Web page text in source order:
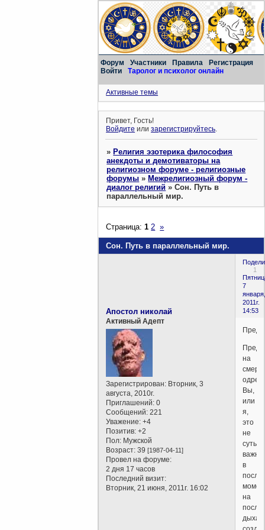
Форум Участники Правила
Регистрация
Войти
Таролог и психолог онлайн
Активные темы
Привет, Гость!
Войдите илизарегистрируйтесь.
»Религия эзотерика философия
анекдоты и демотиваторы на
религиозном форуме - религиозные
форумы »Межрелигиозный форум -
диалог религий »Сон. Путь в
параллельный мир.
Сон. Путь в параллельный мир.
Страница:1 2 »
1
7
января,
2011г.
14:53
Апостол николай
Активный Адепт
Зарегистрирован: Вторник, 3
августа, 2010г.
Приглашений: 0
Сообщений: 221
Уважение: +4
Позитив: +2
Пол: Мужской
Возраст: 39[1987-04-11]
Провел на форуме:
2 дня 17 часов
Последний визит:
Вторник, 21 июня, 2011г. 16:02
на
одре
Вы,
или
я,
это
не
суть
важно,
в
на